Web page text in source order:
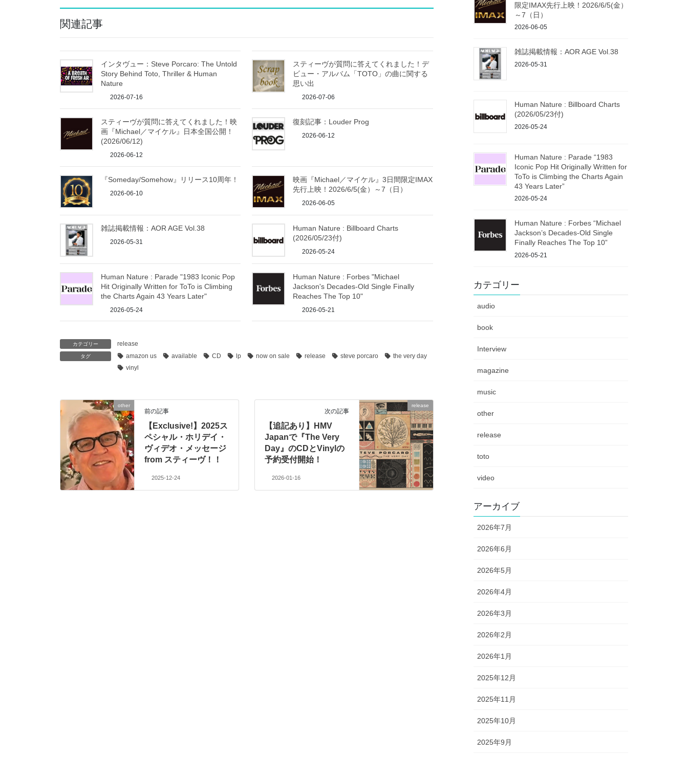
関連記事
インタヴュー：Steve Porcaro: The Untold
Story Behind Toto, Thriller & Human
Nature
2026-07-16
スティーヴが質問に答えてくれました！デ
ビュー・アルバム「TOTO」の曲に関する
思い出
2026-07-06
スティーヴが質問に答えてくれました！映
画『Michael／マイケル』日本全国公開！
(2026/06/12)
2026-06-12
復刻記事：Louder Prog
2026-06-12
『Someday/Somehow』リリース10周年！
2026-06-10
映画『Michael／マイケル』3日間限定IMAX
先行上映！2026/6/5(金）～7（日）
2026-06-05
雑誌掲載情報：AOR AGE Vol.38
2026-05-31
Human Nature : Billboard Charts
(2026/05/23付)
2026-05-24
Human Nature : Parade "1983 Iconic Pop
Hit Originally Written for ToTo is Climbing
the Charts Again 43 Years Later"
2026-05-24
Human Nature : Forbes "Michael
Jackson's Decades-Old Single Finally
Reaches The Top 10"
2026-05-21
カテゴリー release
タグ amazon us available CD lp now on sale release steve porcaro
the very day
vinyl
other
前の記事
【Exclusive!】2025ス
ペシャル・ホリデイ・
ヴィデオ・メッセージ
from スティーヴ！！
2025-12-24
release
次の記事
【追記あり】HMV
Japanで『The Very
Day』のCDとVinylの
予約受付開始！
2026-01-16
限定IMAX先行上映！2026/6/5(金）
～7（日）
2026-06-05
雑誌掲載情報：AOR AGE Vol.38
2026-05-31
Human Nature : Billboard Charts
(2026/05/23付)
2026-05-24
Human Nature : Parade “1983
Iconic Pop Hit Originally Written for
ToTo is Climbing the Charts Again
43 Years Later”
2026-05-24
Human Nature : Forbes “Michael
Jackson’s Decades-Old Single
Finally Reaches The Top 10”
2026-05-21
カテゴリー
audio
book
Interview
magazine
music
other
release
toto
video
アーカイブ
2026年7月
2026年6月
2026年5月
2026年4月
2026年3月
2026年2月
2026年1月
2025年12月
2025年11月
2025年10月
2025年9月